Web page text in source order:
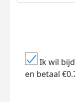
Ik wil
en betaal